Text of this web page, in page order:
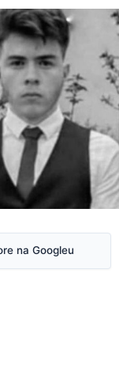
na Googleu